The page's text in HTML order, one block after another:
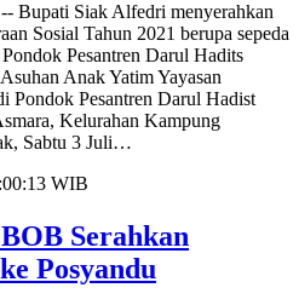
Bupati Siak Alfedri menyerahkan
Sosial Tahun 2021 berupa sepeda
Pesantren Darul Hadits
Anak Yatim Yayasan
Pondok Pesantren Darul Hadist
Kelurahan Kampung
Sabtu 3 Juli…
WIB
Serahkan
Posyandu